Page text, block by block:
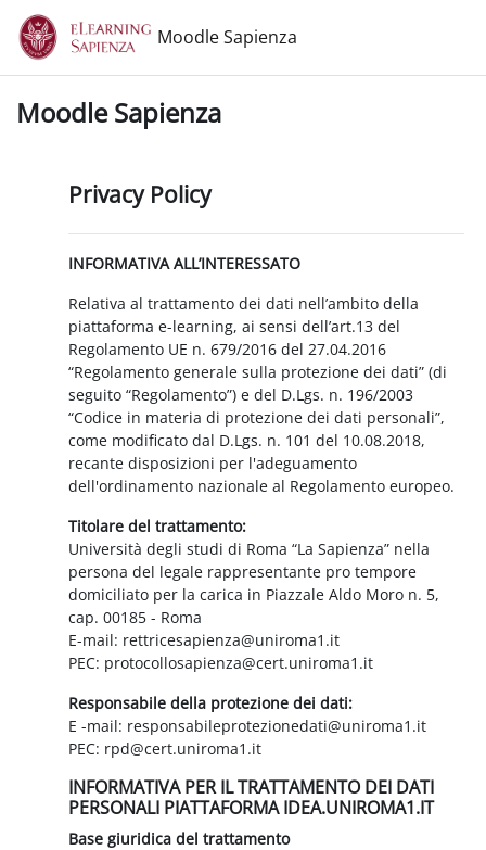
Vai al contenuto principale
Moodle Sapienza
Moodle Sapienza
Privacy Policy
INFORMATIVA ALL’INTERESSATO
Relativa al trattamento dei dati nell’ambito della
piattaforma e-learning, ai sensi dell’art.13 del
Regolamento UE n. 679/2016 del 27.04.2016
“Regolamento generale sulla protezione dei dati” (di
seguito “Regolamento”) e del D.Lgs. n. 196/2003
“Codice in materia di protezione dei dati personali”,
come modificato dal D.Lgs. n. 101 del 10.08.2018,
recante disposizioni per l'adeguamento
dell'ordinamento nazionale al Regolamento europeo.
Titolare del trattamento:
Università degli studi di Roma “La Sapienza” nella
persona del legale rappresentante pro tempore
domiciliato per la carica in Piazzale Aldo Moro n. 5,
cap. 00185 - Roma
E-mail: rettricesapienza@uniroma1.it
PEC: protocollosapienza@cert.uniroma1.it
Responsabile della protezione dei dati:
E -mail: responsabileprotezionedati@uniroma1.it
PEC: rpd@cert.uniroma1.it
INFORMATIVA PER IL TRATTAMENTO DEI DATI
PERSONALI PIATTAFORMA IDEA.UNIROMA1.IT
Base giuridica del trattamento